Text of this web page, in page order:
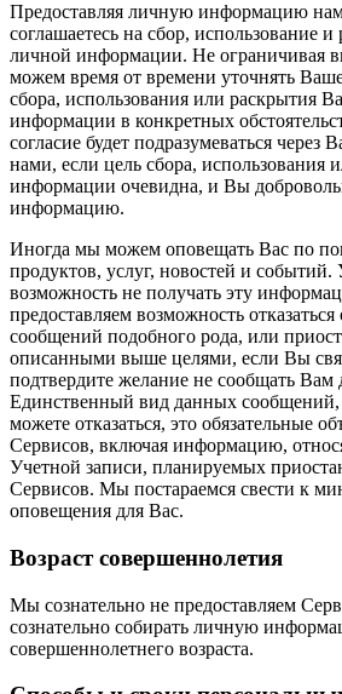
Предоставляя личную информацию
соглашаетесь на сбор, использование и
личной информации. Не ограничивая
можем время от времени уточнять
сбора, использования или раскрытия
информации в конкретных
согласие будет подразумеваться через
нами, если цель сбора, использования
информации очевидна, и Вы
информацию.
Иногда мы можем оповещать Вас по
продуктов, услуг, новостей и событий.
возможность не получать эту
предоставляем возможность
сообщений подобного рода, или
описанными выше целями, если Вы
подтвердите желание не сообщать
Единственный вид данных
можете отказаться, это обязательные
Сервисов, включая информацию,
Учетной записи, планируемых
Сервисов. Мы постараемся свести к
оповещения для Вас.
Возраст совершеннолетия
Мы сознательно не предоставляем
сознательно собирать личную
совершеннолетнего возраста.